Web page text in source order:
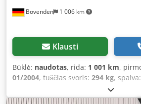
Bovenden 1 006 km
Klausti
Būklė: naudotas, rida: 1 001 km,
01/2004, tuščias svoris: 294 kg, spalva:
, pavaros tipas:
metai:2004,